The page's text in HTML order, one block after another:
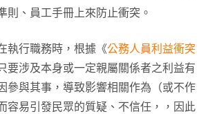
則、員工手冊上來防止衝突。
執行職務時，根據《公務人員利益衝突
要涉及本身或一定親屬關係者之利益有
參與其事，導致影響相關作為（或不作
容易引發民眾的質疑、不信任，，因此